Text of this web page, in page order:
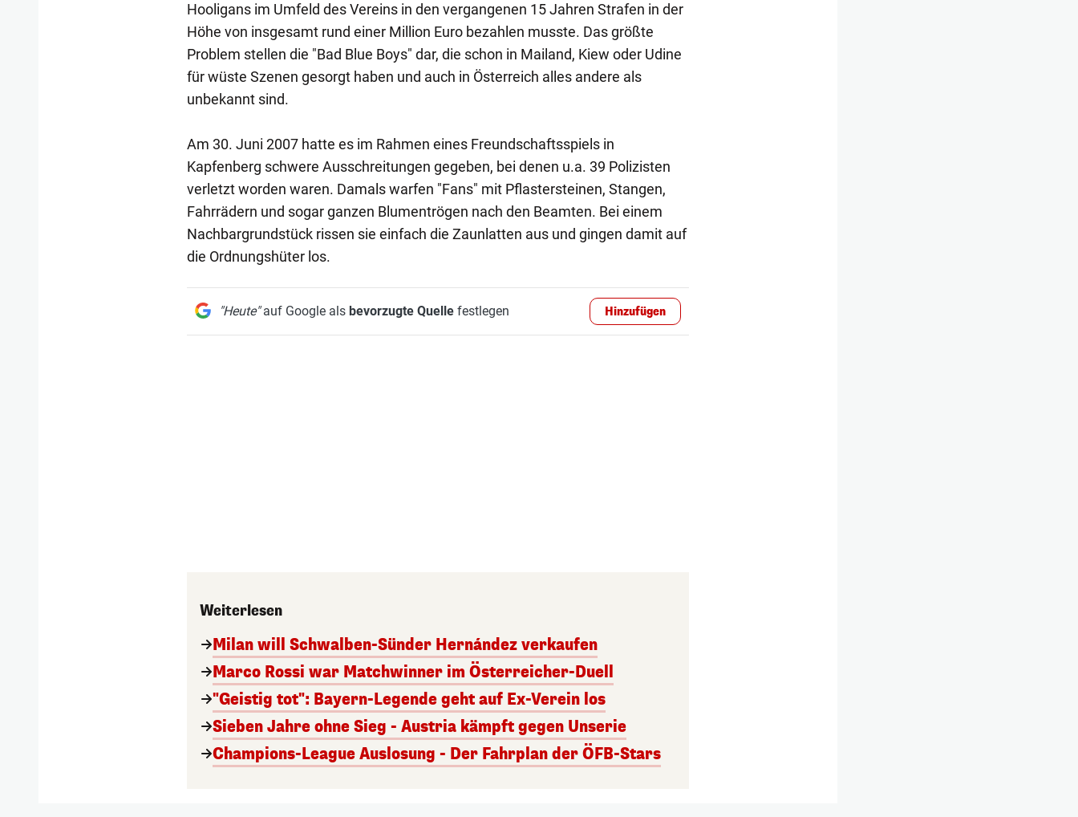
Hooligans im Umfeld des Vereins in den vergangenen 15 Jahren Strafen in der
Höhe von insgesamt rund einer Million Euro bezahlen musste. Das größte
Problem stellen die "Bad Blue Boys" dar, die schon in Mailand, Kiew oder Udine
für wüste Szenen gesorgt haben und auch in Österreich alles andere als
unbekannt sind.
Am 30. Juni 2007 hatte es im Rahmen eines Freundschaftsspiels in
Kapfenberg schwere Ausschreitungen gegeben, bei denen u.a. 39 Polizisten
verletzt worden waren. Damals warfen "Fans" mit Pflastersteinen, Stangen,
Fahrrädern und sogar ganzen Blumentrögen nach den Beamten. Bei einem
Nachbargrundstück rissen sie einfach die Zaunlatten aus und gingen damit auf
die Ordnungshüter los.
"Heute"auf Google als bevorzugte Quellefestlegen Hinzufügen
Weiterlesen
Milan will Schwalben-Sünder Hernández verkaufen
Marco Rossi war Matchwinner im Österreicher-Duell
"Geistig tot": Bayern-Legende geht auf Ex-Verein los
Sieben Jahre ohne Sieg - Austria kämpft gegen Unserie
Champions-League Auslosung - Der Fahrplan der ÖFB-Stars